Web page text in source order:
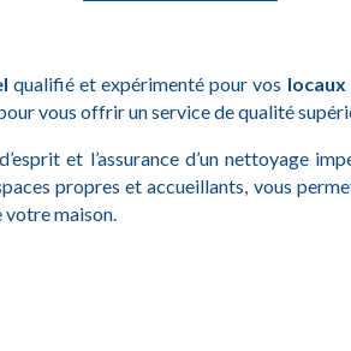
qualifié et expérimenté pour vos
vous offrir un service de qualité
et l’assurance d’un nettoyage
propres et accueillants, vous
maison.